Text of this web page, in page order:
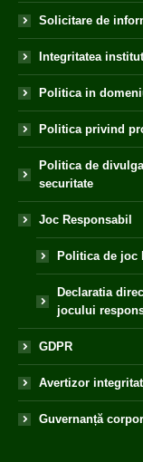
Solicitare de
Integritatea
Politica in
Politica privind
Politica de
securitate
Joc Responsabil
Politica de joc
Declaratia
jocului
GDPR
Avertizor
Guvernanță